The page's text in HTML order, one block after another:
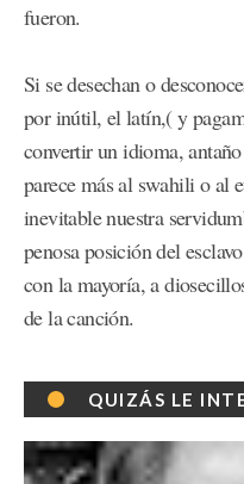
fueron.
Si se desechan o
por inútil, el latín,( y
convertir un idioma,
parece más al swahili o al
inevitable nuestra
penosa posición del
con la mayoría, a
de la canción.
QUIZÁS LE